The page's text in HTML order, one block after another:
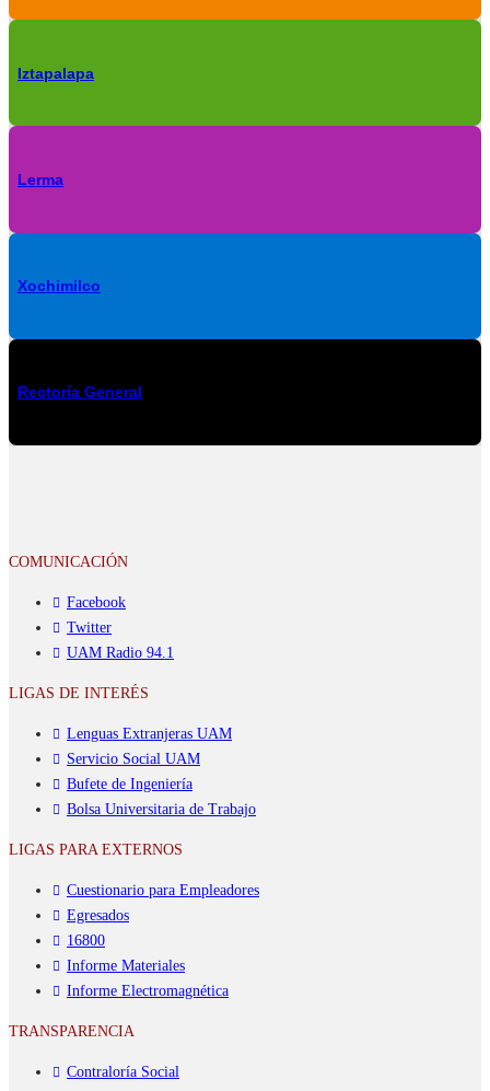
Iztapalapa
Lerma
Xochimilco
Rectoría General
COMUNICACIÓN
Facebook
Twitter
UAM Radio 94.1
LIGAS DE INTERÉS
Lenguas Extranjeras UAM
Servicio Social UAM
Bufete de Ingeniería
Bolsa Universitaria de Trabajo
LIGAS PARA EXTERNOS
Cuestionario para Empleadores
Egresados
16800
Informe Materiales
Informe Electromagnética
TRANSPARENCIA
Contraloría Social